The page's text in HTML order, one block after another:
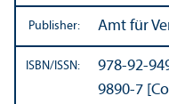
Publisher: Amt für
ISBN/ISSN:
978-92-
9890-7